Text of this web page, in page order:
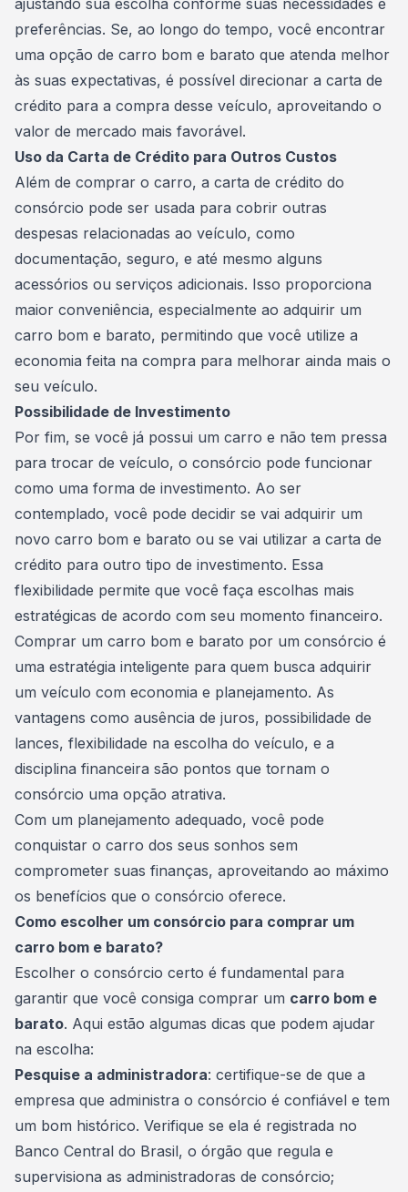
ajustando sua escolha conforme suas necessidades e
preferências. Se, ao longo do tempo, você encontrar
uma opção de carro bom e barato que atenda melhor
às suas expectativas, é possível direcionar a carta de
crédito para a compra desse veículo, aproveitando o
valor de mercado mais favorável.
Uso da Carta de Crédito para Outros Custos
Além de comprar o carro, a carta de crédito do
consórcio pode ser usada para cobrir outras
despesas relacionadas ao veículo, como
documentação, seguro, e até mesmo alguns
acessórios ou serviços adicionais. Isso proporciona
maior conveniência, especialmente ao adquirir um
carro bom e barato, permitindo que você utilize a
economia feita na compra para melhorar ainda mais o
seu veículo.
Possibilidade de Investimento
Por fim, se você já possui um carro e não tem pressa
para trocar de veículo, o consórcio pode funcionar
como uma forma de investimento. Ao ser
contemplado, você pode decidir se vai adquirir um
novo carro bom e barato ou se vai utilizar a carta de
crédito para outro tipo de investimento. Essa
flexibilidade permite que você faça escolhas mais
estratégicas de acordo com seu momento financeiro.
Comprar um carro bom e barato por um consórcio é
uma estratégia inteligente para quem busca adquirir
um veículo com economia e planejamento. As
vantagens como ausência de juros, possibilidade de
lances, flexibilidade na escolha do veículo, e a
disciplina financeira são pontos que tornam o
consórcio uma opção atrativa.
Com um planejamento adequado, você pode
conquistar o carro dos seus sonhos sem
comprometer suas finanças, aproveitando ao máximo
os benefícios que o consórcio oferece.
Como escolher um consórcio para comprar um
carro bom e barato?
Escolher o consórcio certo é fundamental para
garantir que você consiga comprar um carro bom e
barato. Aqui estão algumas dicas que podem ajudar
na escolha:
Pesquise a administradora: certifique-se de que a
empresa que administra o consórcio é confiável e tem
um bom histórico. Verifique se ela é registrada no
Banco Central do Brasil, o órgão que regula e
supervisiona as administradoras de consórcio;